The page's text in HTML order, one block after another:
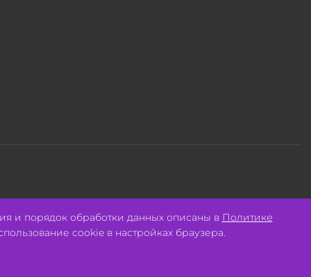
и порядок обработки данных описаны в Политике
cookie в настройках браузера.